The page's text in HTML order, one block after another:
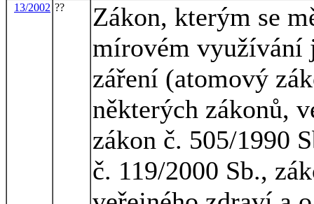
13/2002 ??
Zákon, kterým se
mírovém využívání
záření (atomový
některých zákonů,
zákon č. 505/1990
č. 119/2000 Sb.,